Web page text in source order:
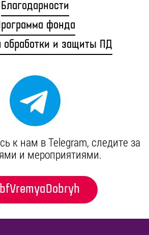
Благодарности
фонда
обработки и защиты ПД
к нам в Telegram, cледите за
и мероприятиями.